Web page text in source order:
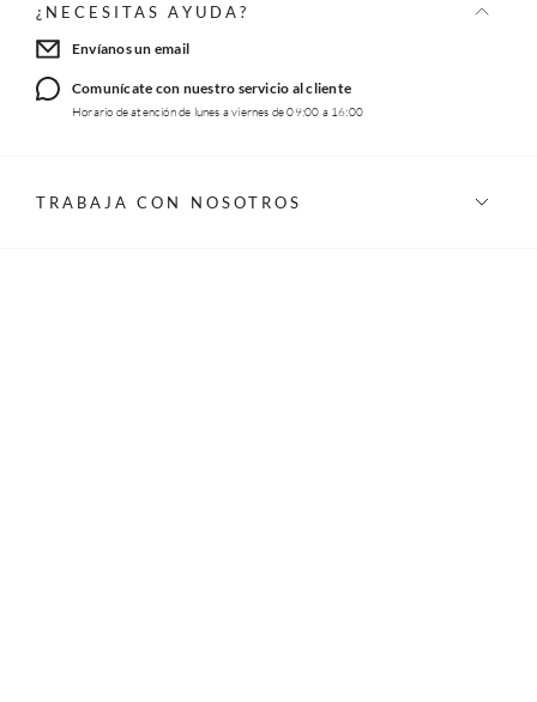
¿NECESITAS AYUDA?
Envíanos un email
Comunícate con nuestro servicio al cliente
Horario de atención de lunes a viernes de 09:00 a 16:00
TRABAJA CON NOSOTROS